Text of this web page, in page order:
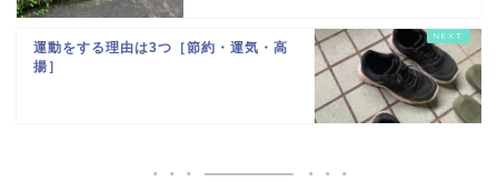
運動をする理由は3つ［節約・運気・高
揚］